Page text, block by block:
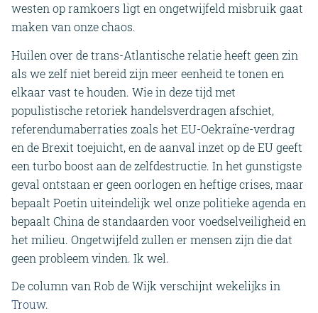
westen op ramkoers ligt en ongetwijfeld misbruik gaat
maken van onze chaos.
Huilen over de trans-Atlantische relatie heeft geen zin
als we zelf niet bereid zijn meer eenheid te tonen en
elkaar vast te houden. Wie in deze tijd met
populistische retoriek handelsverdragen afschiet,
referendumaberraties zoals het EU-Oekraïne-verdrag
en de Brexit toejuicht, en de aanval inzet op de EU geeft
een turbo boost aan de zelfdestructie. In het gunstigste
geval ontstaan er geen oorlogen en heftige crises, maar
bepaalt Poetin uiteindelijk wel onze politieke agenda en
bepaalt China de standaarden voor voedselveiligheid en
het milieu. Ongetwijfeld zullen er mensen zijn die dat
geen probleem vinden. Ik wel.
De column van Rob de Wijk verschijnt wekelijks in
Trouw.